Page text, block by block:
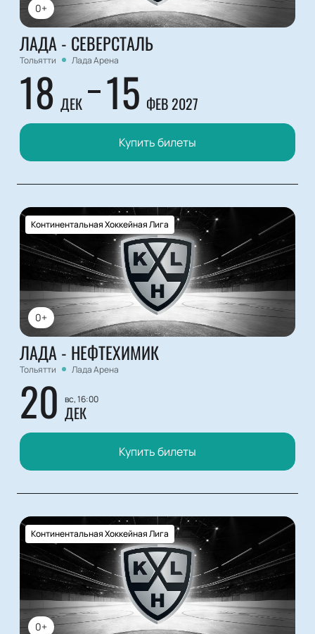
0+
ЛАДА - СЕВЕРСТАЛЬ
Тольятти Лада Арена
18 ДЕК 15 ФЕВ 2027
Купить билеты
0+
Континентальная Хоккейная Лига
ЛАДА - НЕФТЕХИМИК
Тольятти Лада Арена
20 вс, 16:00
ДЕК
Купить билеты
0+
Континентальная Хоккейная Лига